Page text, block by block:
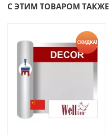
С ЭТИМ ТОВАРОМ
СКИДКА!